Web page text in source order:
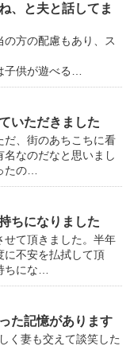
、と夫と話してま
方の配慮もあり、ス
子供が遊べる…
いただきました
だ、街のあちこちに看
なのだなと思いまし
たの…
ちになりました
せて頂きました。半年
に不安を払拭して頂
ちにな…
た記憶があります
く妻も交えて談笑した